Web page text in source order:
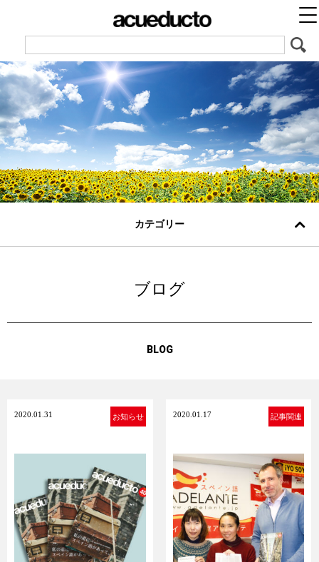
カテゴリー
ブログ
BLOG
2020.01.31 お知らせ 2020.01.17 記事関連